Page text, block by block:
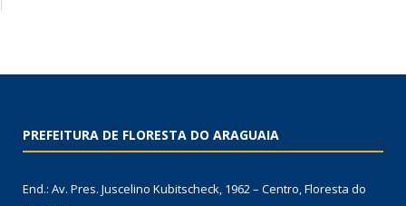
PREFEITURA DE FLORESTA DO ARAGUAIA
End.: Av. Pres. Juscelino Kubitscheck, 1962 – Centro, Floresta do